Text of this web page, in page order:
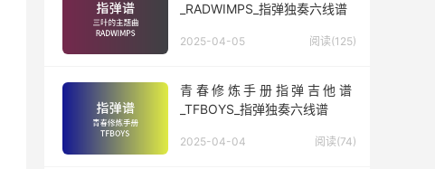
_RADWIMPS_指弹独奏六线谱
2025-04-05 阅读(125)
青春修炼手册指弹吉他谱
_TFBOYS_指弹独奏六线谱
2025-04-04 阅读(74)